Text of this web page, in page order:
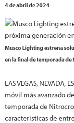
4 de abril de 2024
Musco Lighting estrena
en la final de temporada de
LAS VEGAS,
móvil más avanzado
temporada de
características de